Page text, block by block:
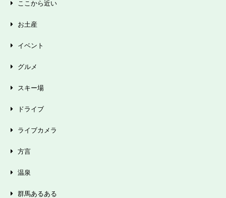
ここから近い
お土産
イベント
グルメ
スキー場
ドライブ
ライブカメラ
方言
温泉
群馬あるある